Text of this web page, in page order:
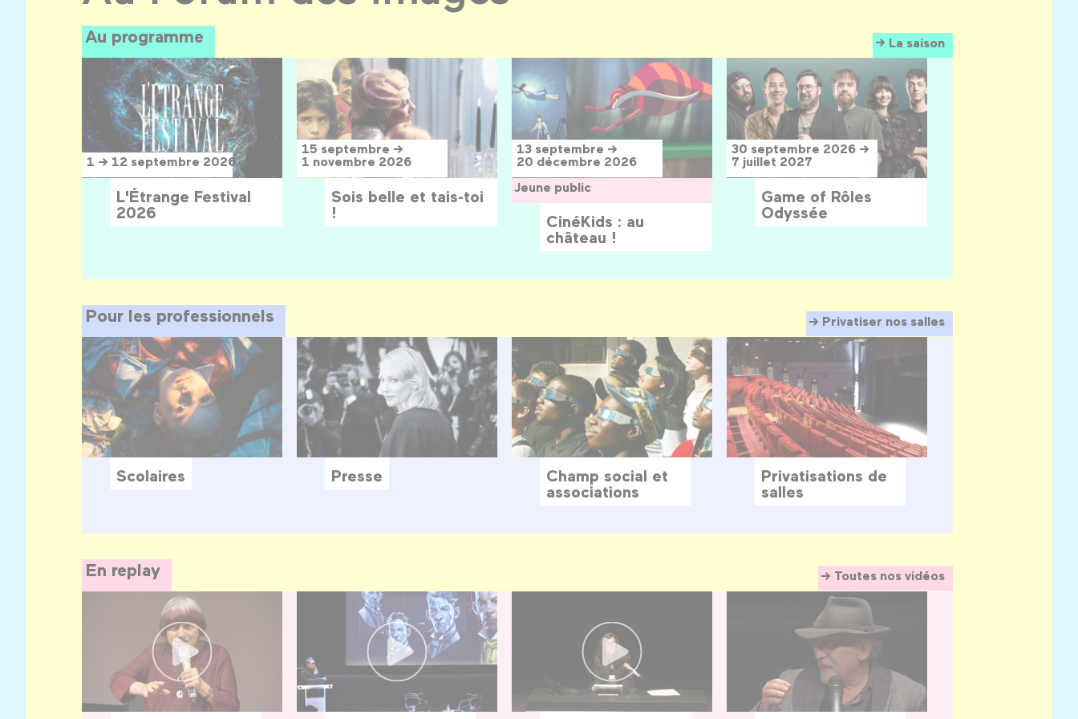
Au programme La saison
1 → 12 septembre 2026
L'Étrange Festival
2026
15 septembre →
1 novembre 2026
Sois belle et tais-toi
!
13 septembre →
20 décembre 2026
Jeune public
CinéKids : au
château !
30 septembre 2026 →
7 juillet 2027
Game of Rôles
Odyssée
Pour les professionnels Privatiser nos salles
Scolaires Presse
Champ social et
associations
Privatisations de
salles
En replay Toutes nos vidéos